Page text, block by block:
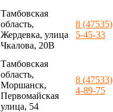
Тамбовская
область,
Жердевка, улица
Чкалова, 20В
8 (47535)
5-45-33
Тамбовская
область,
Моршанск,
Первомайская
улица, 54
8 (47533)
4-89-75